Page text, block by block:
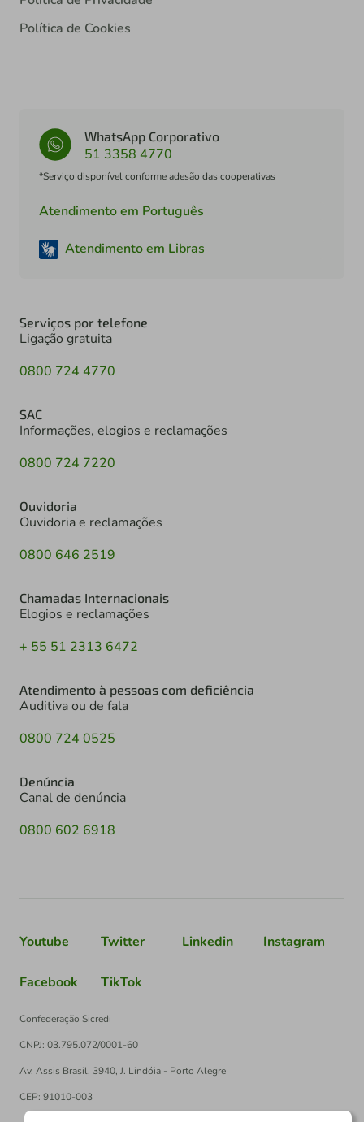
Política de Cookies
WhatsApp Corporativo
51 3358 4770
*Serviço disponível conforme adesão das cooperativas
Atendimento em Português
Atendimento em Libras
Serviços por telefone
Ligação gratuita
0800 724 4770
SAC
Informações, elogios e reclamações
0800 724 7220
Ouvidoria
Ouvidoria e reclamações
0800 646 2519
Chamadas Internacionais
Elogios e reclamações
+ 55 51 2313 6472
Atendimento à pessoas com deficiência
Auditiva ou de fala
0800 724 0525
Denúncia
Canal de denúncia
0800 602 6918
Youtube Twitter Linkedin Instagram
Facebook TikTok
Confederação Sicredi
CNPJ: 03.795.072/0001-60
Av. Assis Brasil, 3940, J. Lindóia - Porto Alegre
CEP: 91010-003